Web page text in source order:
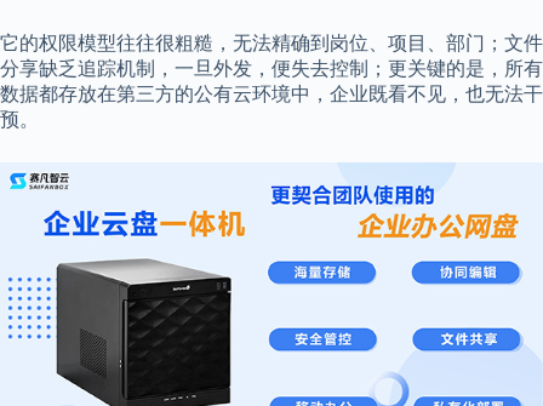
它的权限模型往往很粗糙，无法精确到岗位、项目、部门；文件
分享缺乏追踪机制，一旦外发，便失去控制；更关键的是，所有
数据都存放在第三方的公有云环境中，企业既看不见，也无法干
预。